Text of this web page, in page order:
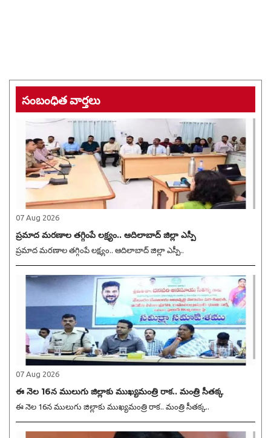
సంబంధిత వార్తలు
07 Aug 2026
ప్రమాద మరణాల తగ్గింపే లక్ష్యం.. ఆదిలాబాద్ జిల్లా ఎస్పీ
ప్రమాద మరణాల తగ్గింపే లక్ష్యం.. ఆదిలాబాద్ జిల్లా ఎస్పీ..
07 Aug 2026
ఈ నెల 16న ములుగు జిల్లాకు ముఖ్యమంత్రి రాక.. మంత్రి సీతక్క
ఈ నెల 16న ములుగు జిల్లాకు ముఖ్యమంత్రి రాక.. మంత్రి సీతక్క..